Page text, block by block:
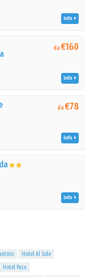
Info
da€160
Info
da€78
Info
Info
Hotel Al Sole
Hotel Pace